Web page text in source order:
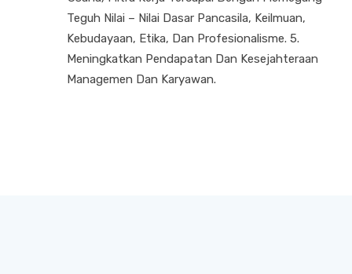
Teguh Nilai – Nilai Dasar Pancasila, Keilmuan,
Kebudayaan, Etika, Dan Profesionalisme. 5.
Meningkatkan Pendapatan Dan Kesejahteraan
Managemen Dan Karyawan.